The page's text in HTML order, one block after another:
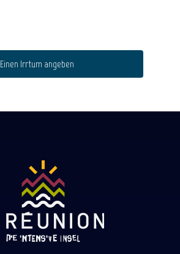
Einen Irrtum angeben